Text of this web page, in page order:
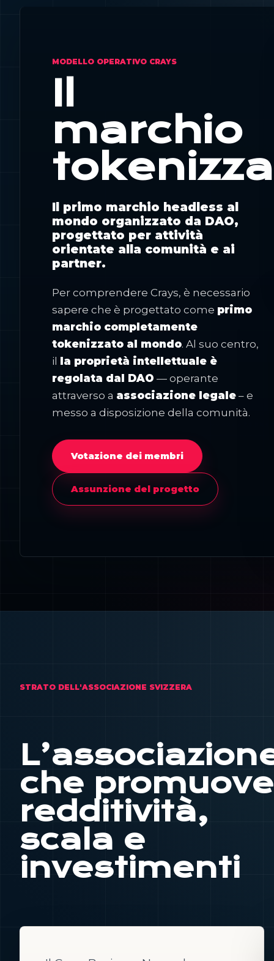
MODELLO OPERATIVO CRAYS
Il
marchio
Il primo marchio headless al
mondo organizzato da DAO,
progettato per attività
orientate alla comunità e ai
partner.
Per comprendere Crays, è necessario
sapere che è progettato come primo
marchio completamente
tokenizzato al mondo. Al suo centro,
il
la proprietà intellettuale è
regolata dal DAO — operante
attraverso a associazione legale – e
messo a disposizione della comunità.
Votazione dei membri
Assunzione del progetto
STRATO DELL'ASSOCIAZIONE SVIZZERA
che promuove
redditività,
scala e
investimenti